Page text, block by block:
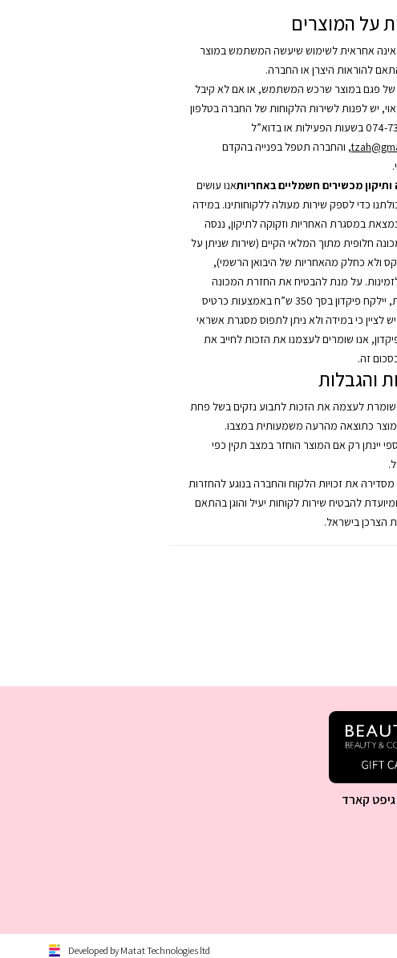
על המוצרים
אחראית לשימוש שיעשה המשתמש במוצר
להוראות היצרן או החברה.
פגם במוצר שרכש המשתמש, או אם לא קיבל
יש לפנות לשירות הלקוחות של החברה בטלפון
או בדוא”ל
, והחברה תטפל בפנייה בהקדם
מכשירים חשמליים באחריותאנו עושים
כדי לספק שירות מעולה ללקוחותינו. במידה
במסגרת האחריות וזקוקה לתיקון, ננסה
חלופית מתוך המלאי הקיים (שירות שניתן על
ולא כחלק מהאחריות של היבואן הרשמי),
על מנת להבטיח את החזרת המכונה
החלופית, יילקח פיקדון בסך 350 ש”ח באמצעות כרטיס
לציין כי במידה ולא ניתן לתפוס מסגרת אשראי
אנו שומרים לעצמנו את הזכות לחייב את
זה.
והגבלות
לעצמה את הזכות לתבוע נזקים בשל פחת
כתוצאה מהרעה משמעותית במצבו.
יינתן רק אם המוצר הוחזר במצב תקין כפי
מסדירה את זכויות הלקוח והחברה בנוגע להחזרות
ומיועדת להבטיח שירות לקוחות יעיל והוגן בהתאם
הצרכן בישראל.
קארד
Developed by Matat Technologies ltd